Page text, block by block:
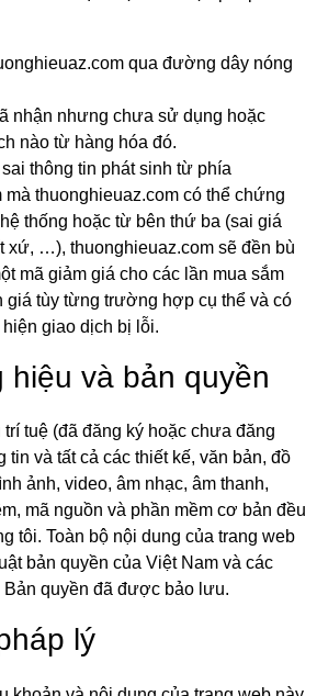
qua đường dây nóng
nhận nhưng chưa sử dụng hoặc
nào từ hàng hóa đó.
thông tin phát sinh từ phía
mà thuonghieuaz.com có thể chứng
thống hoặc từ bên thứ ba (sai giá
xứ, …), thuonghieuaz.com sẽ đền bù
mã giảm giá cho các lần mua sắm
giá tùy từng trường hợp cụ thể và có
giao dịch bị lỗi.
hiệu và bản quyền
tuệ (đã đăng ký hoặc chưa đăng
tin và tất cả các thiết kế, văn bản, đồ
ảnh, video, âm nhạc, âm thanh,
mã nguồn và phần mềm cơ bản đều
tôi. Toàn bộ nội dung của trang web
bản quyền của Việt Nam và các
quyền đã được bảo lưu.
lý